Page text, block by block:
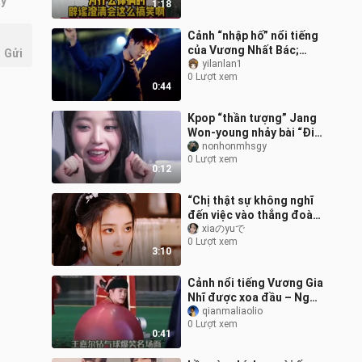
1:18
0:44
Cảnh “nhập hố” nổi tiếng
của Vương Nhất Bác;
không ngờ có ngày tôi
lục tung cả mạng chỉ để
yilanlan1
0 Lượt xem
0:12
Kpop “thần tượng” Jang
Won-young nhảy bài “Đi
máy bay” mà vẫn giữ
được biểu cảm khuôn
nonhonmhsgy
0 Lượt xem
3:10
“Chị thật sự không nghĩ
đến việc vào thẳng đoàn
phim luôn à?”
xiaのyuで
0 Lượt xem
0:41
Cảnh nổi tiếng Vương Gia
Nhĩ được xoa đầu – Ngụy
Đại Huân, anh thật sự
đừng quá yêu thương
qianmaliaolio
0 Lượt xem
Gửi